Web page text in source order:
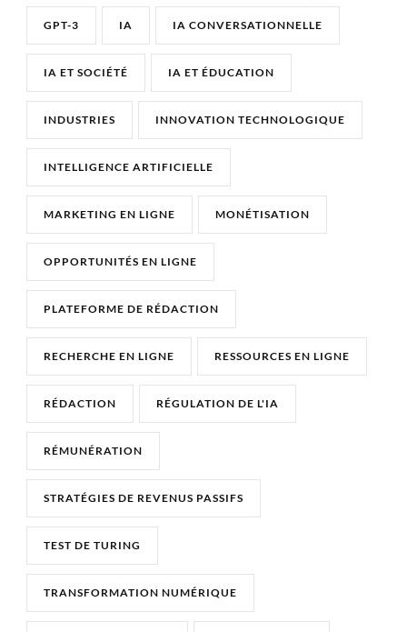
GPT-3 IA IA CONVERSATIONNELLE
IA ET SOCIÉTÉ IA ET ÉDUCATION
INDUSTRIES INNOVATION TECHNOLOGIQUE
INTELLIGENCE ARTIFICIELLE
MARKETING EN LIGNE MONÉTISATION
OPPORTUNITÉS EN LIGNE
PLATEFORME DE RÉDACTION
RECHERCHE EN LIGNE RESSOURCES EN LIGNE
RÉDACTION RÉGULATION DE L'IA
RÉMUNÉRATION
STRATÉGIES DE REVENUS PASSIFS
TEST DE TURING
TRANSFORMATION NUMÉRIQUE